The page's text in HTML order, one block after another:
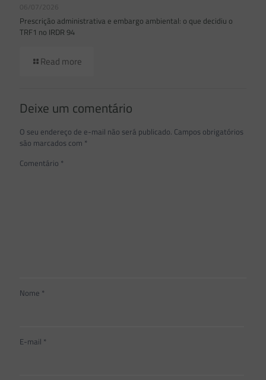
06/07/2026
Prescrição administrativa e embargo ambiental: o que decidiu o
TRF1 no IRDR 94
Read more
Deixe um comentário
O seu endereço de e-mail não será publicado. Campos obrigatórios
são marcados com *
Comentário *
Nome *
E-mail *